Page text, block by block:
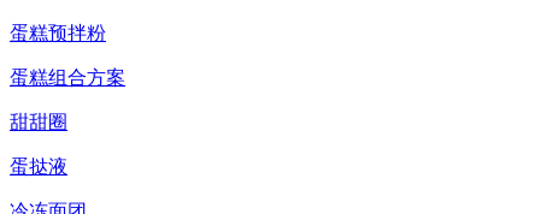
蛋糕预拌粉
蛋糕组合方案
甜甜圈
蛋挞液